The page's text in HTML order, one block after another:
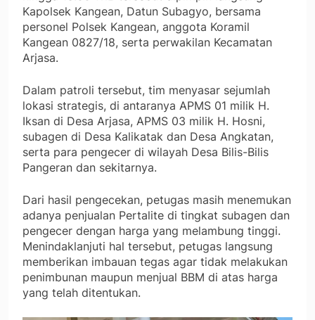
Kapolsek Kangean, Datun Subagyo, bersama
personel Polsek Kangean, anggota Koramil
Kangean 0827/18, serta perwakilan Kecamatan
Arjasa.
Dalam patroli tersebut, tim menyasar sejumlah
lokasi strategis, di antaranya APMS 01 milik H.
Iksan di Desa Arjasa, APMS 03 milik H. Hosni,
subagen di Desa Kalikatak dan Desa Angkatan,
serta para pengecer di wilayah Desa Bilis-Bilis
Pangeran dan sekitarnya.
Dari hasil pengecekan, petugas masih menemukan
adanya penjualan Pertalite di tingkat subagen dan
pengecer dengan harga yang melambung tinggi.
Menindaklanjuti hal tersebut, petugas langsung
memberikan imbauan tegas agar tidak melakukan
penimbunan maupun menjual BBM di atas harga
yang telah ditentukan.